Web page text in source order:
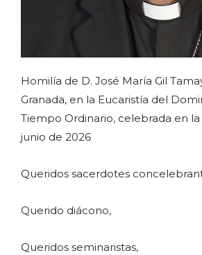
Homilía de D. José María Gil
Granada, en la Eucaristía del
Tiempo Ordinario, celebrada en la
junio de 2026
Queridos sacerdotes
Querido diácono,
Queridos seminaristas,